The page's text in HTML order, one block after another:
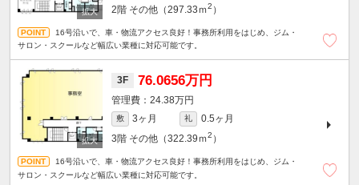
2階 その他（297.33ｍ2 ）
16号沿いで、車・物流アクセス良好！事務所利用をはじめ、ジム・
サロン・スクールなど幅広い業種に対応可能です。
3F 76.0656万円
24.38万円
敷 3ヶ月 礼
0.5ヶ月
3階 その他（322.39ｍ2 ）
16号沿いで、車・物流アクセス良好！事務所利用をはじめ、ジム・
サロン・スクールなど幅広い業種に対応可能です。